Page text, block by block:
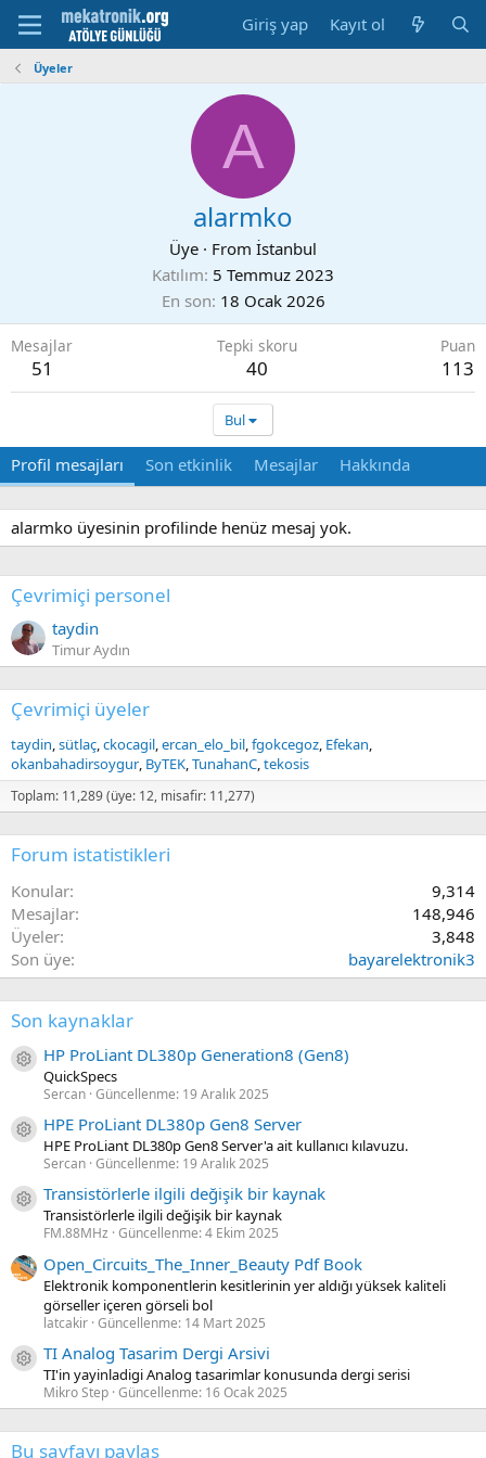
Giriş yap Kayıt ol
Üyeler
A
alarmko
Üye · From İstanbul
Katılım 5 Temmuz 2023
En son 18 Ocak 2026
Mesajlar
51
Tepki skoru
40
Puan
113
Bul
Profil mesajları Son etkinlik Mesajlar Hakkında
alarmko üyesinin profilinde henüz mesaj yok.
Çevrimiçi personel
taydin
Timur Aydın
Çevrimiçi üyeler
taydin sütlaç ckocagil ercan_elo_bil fgokcegoz Efekan
okanbahadirsoygur ByTEK TunahanC tekosis
Toplam: 11,289 (üye: 12, misafir: 11,277)
Forum istatistikleri
Konular
9,314
Mesajlar
148,946
Üyeler
3,848
Son üye
bayarelektronik3
Son kaynaklar
Kaynak ikon/amblem
HP ProLiant DL380p Generation8 (Gen8)
QuickSpecs
Sercan Güncellenme: 19 Aralık 2025
Kaynak ikon/amblem
HPE ProLiant DL380p Gen8 Server
HPE ProLiant DL380p Gen8 Server'a ait kullanıcı kılavuzu.
Sercan Güncellenme: 19 Aralık 2025
Kaynak ikon/amblem
Transistörlerle ilgili değişik bir kaynak
Transistörlerle ilgili değişik bir kaynak
FM.88MHz Güncellenme:4 Ekim 2025
Open_Circuits_The_Inner_Beauty Pdf Book
Elektronik komponentlerin kesitlerinin yer aldığı yüksek kaliteli
görseller içeren görseli bol
latcakir Güncellenme: 14 Mart 2025
Kaynak ikon/amblem
TI Analog Tasarim Dergi Arsivi
TI'in yayinladigi Analog tasarimlar konusunda dergi serisi
Mikro Step Güncellenme: 16 Ocak 2025
Bu sayfayı paylaş